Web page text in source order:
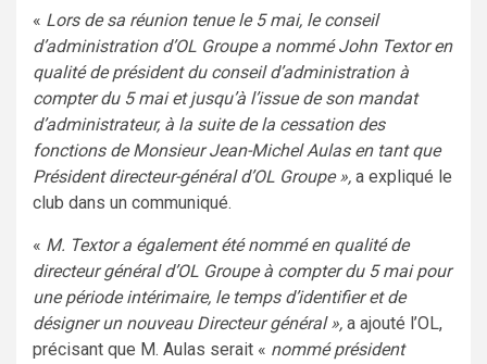
« Lors de sa réunion tenue le 5 mai, le conseil
d’administration d’OL Groupe a nommé John Textor en
qualité de président du conseil d’administration à
compter du 5 mai et jusqu’à l’issue de son mandat
d’administrateur, à la suite de la cessation des
fonctions de Monsieur Jean-Michel Aulas en tant que
Président directeur-général d’OL Groupe », a expliqué le
club dans un communiqué.
« M. Textor a également été nommé en qualité de
directeur général d’OL Groupe à compter du 5 mai pour
une période intérimaire, le temps d’identifier et de
désigner un nouveau Directeur général », a ajouté l’OL,
précisant que M. Aulas serait « nommé président